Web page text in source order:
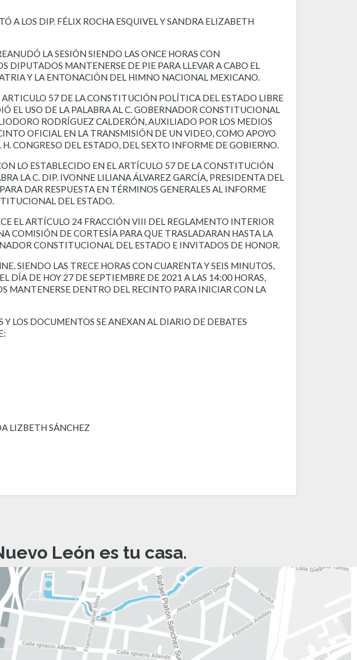
A LOS DIP. FÉLIX ROCHA ESQUIVEL Y SANDRA ELIZABETH
LA SESIÓN SIENDO LAS ONCE HORAS CON
DIPUTADOS MANTENERSE DE PIE PARA LLEVAR A CABO EL
Y LA ENTONACIÓN DEL HIMNO NACIONAL MEXICANO.
57 DE LA CONSTITUCIÓN POLÍTICA DEL ESTADO LIBRE
EL USO DE LA PALABRA AL C. GOBERNADOR CONSTITUCIONAL
RODRÍGUEZ CALDERÓN, AUXILIADO POR LOS MEDIOS
OFICIAL EN LA TRANSMISIÓN DE UN VIDEO, COMO APOYO
CONGRESO DEL ESTADO, DEL SEXTO INFORME DE GOBIERNO.
LO ESTABLECIDO EN EL ARTÍCULO 57 DE LA CONSTITUCIÓN
LA C. DIP. IVONNE LILIANA ÁLVAREZ GARCÍA, PRESIDENTA DEL
DAR RESPUESTA EN TÉRMINOS GENERALES AL INFORME
DEL ESTADO.
EL ARTÍCULO 24 FRACCIÓN VIII DEL REGLAMENTO INTERIOR
COMISIÓN DE CORTESÍA PARA QUE TRASLADARAN HASTA LA
CONSTITUCIONAL DEL ESTADO E INVITADOS DE HONOR.
SIENDO LAS TRECE HORAS CON CUARENTA Y SEIS MINUTOS,
DÍA DE HOY 27 DE SEPTIEMBRE DE 2021 A LAS 14:00 HORAS,
MANTENERSE DENTRO DEL RECINTO PARA INICIAR CON LA
LOS DOCUMENTOS SE ANEXAN AL DIARIO DE DEBATES
LIZBETH SÁNCHEZ
León es tu casa.